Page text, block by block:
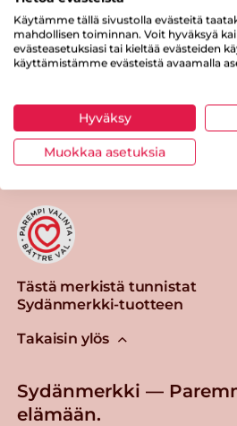
Suolaa
Tulosta sivu Jaa
Tästä merkistä tunnistat
Sydänmerkki-tuotteen
Takaisin ylös
Sydänmerkki —
elämään.
Käytämme tällä sivustolla evästeitä
mahdollisen toiminnan. Voit hyväksyä
evästeasetuksiasi tai kieltää evästeiden
käyttämistämme evästeistä avaamalla
Hyväksy
Muokkaa asetuksia